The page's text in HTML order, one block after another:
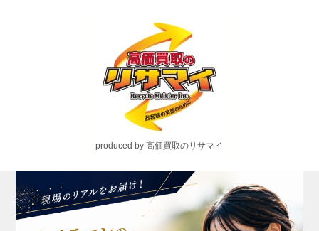
produced by 高価買取のリサマイ